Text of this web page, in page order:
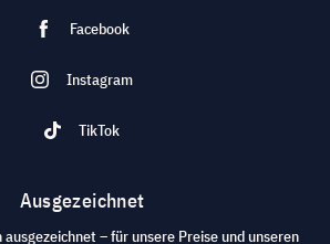
Facebook
Instagram
TikTok
Ausgezeichnet
– für unsere Preise und unseren